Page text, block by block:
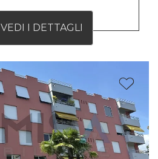
VEDI I DETTAGLI